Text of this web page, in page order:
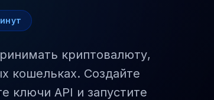
криптовалюту,
кошельках. Создайте
ключи API и запустите